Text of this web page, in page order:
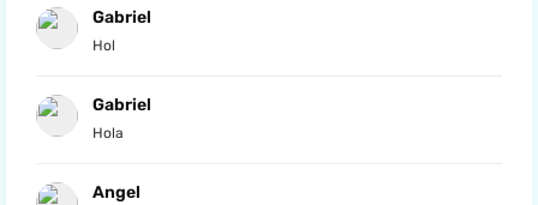
Gabriel
Hol
Gabriel
Hola
Angel